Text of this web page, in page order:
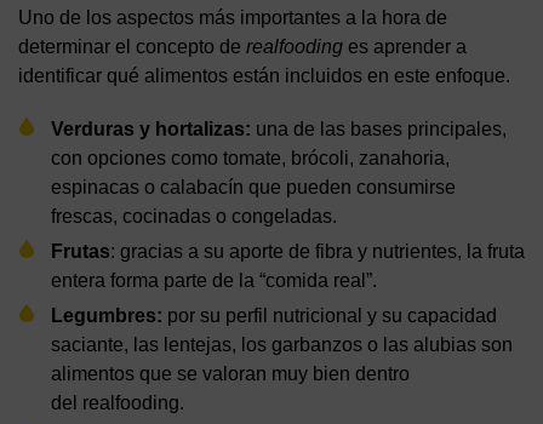
Uno de los aspectos más importantes a la hora de
determinar el concepto de realfooding es aprender a
identificar qué alimentos están incluidos en este enfoque.
Verduras y hortalizas: una de las bases principales,
con opciones como tomate, brócoli, zanahoria,
espinacas o calabacín que pueden consumirse
frescas, cocinadas o congeladas.
Frutas: gracias a su aporte de fibra y nutrientes, la fruta
entera forma parte de la “comida real”.
Legumbres: por su perfil nutricional y su capacidad
saciante, las lentejas, los garbanzos o las alubias son
alimentos que se valoran muy bien dentro
del realfooding.